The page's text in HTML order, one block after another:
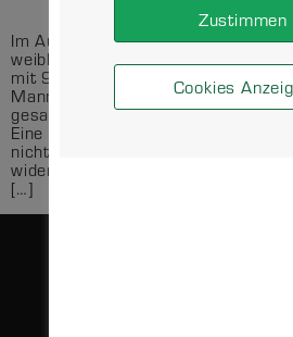
Im Auftaktspiel der
weibliche B-Jugend dem
mit 9:11 geschlagen geben. Dabei
Mannschaften der wechselseitige
gesamte Spieldauer anzumerken.
Eine Quote an technischen
nicht annähernd die technischen
widerspiegelt. Bis zum 3:3 verlief
[…]
Cookies
Zustimmen